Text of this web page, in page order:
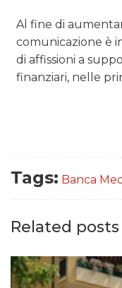
Al fine di
comunicazione è
di affissioni a
finanziari, nelle
Tags: Banca
Related posts